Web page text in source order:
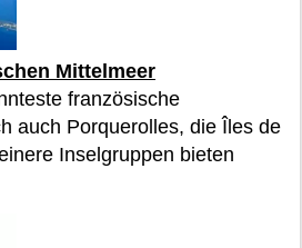
Mittelmeer
französische
auch Porquerolles, die Îles de
Inselgruppen bieten